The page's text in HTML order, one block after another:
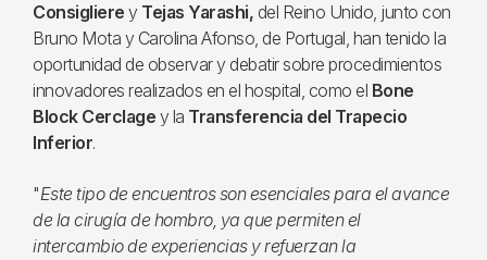
Consigliere y Tejas Yarashi, del Reino Unido, junto con
Bruno Mota y Carolina Afonso, de Portugal, han tenido la
oportunidad de observar y debatir sobre procedimientos
innovadores realizados en el hospital, como el Bone
Block Cerclage y la Transferencia del Trapecio
Inferior.
"Este tipo de encuentros son esenciales para el avance
de la cirugía de hombro, ya que permiten el
intercambio de experiencias y refuerzan la